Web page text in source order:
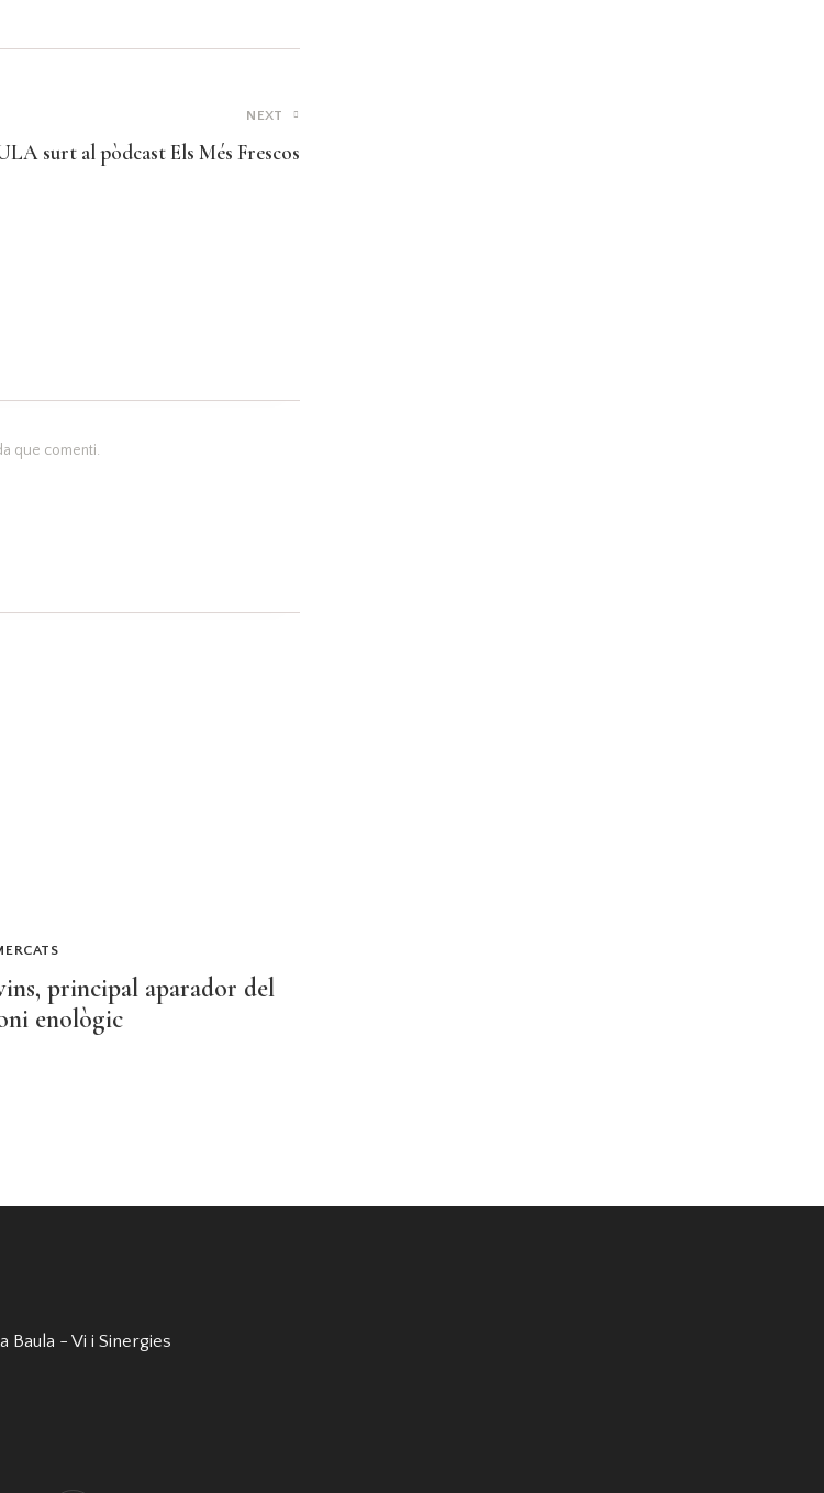
NEXT
surt al pòdcast Els Més Frescos
que comenti.
principal aparador del
enològic